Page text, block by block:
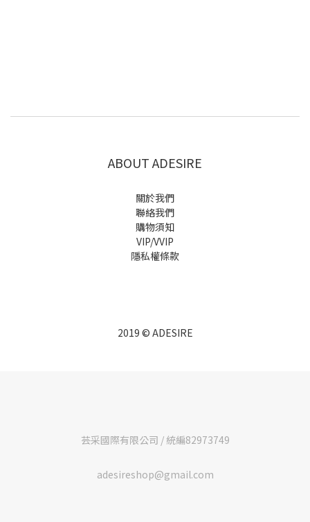
ABOUT ADESIRE
關於我們
聯絡我們
購物須知
VIP/VVIP
隱私權條款
2019 © ADESIRE
芸采國際有限公司 / 統編82973749
adesireshop@gmail.com